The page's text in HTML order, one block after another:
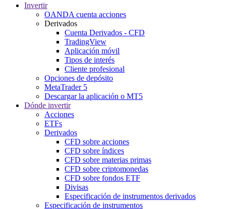
Invertir
OANDA cuenta acciones
Derivados
Cuenta Derivados - CFD
TradingView
Aplicación móvil
Tipos de interés
Cliente profesional
Opciones de depósito
MetaTrader 5
Descargar la aplicación o MT5
Dónde invertir
Acciones
ETFs
Derivados
CFD sobre acciones
CFD sobre índices
CFD sobre materias primas
CFD sobre criptomonedas
CFD sobre fondos ETF
Divisas
Especificación de instrumentos derivados
Especificación de instrumentos